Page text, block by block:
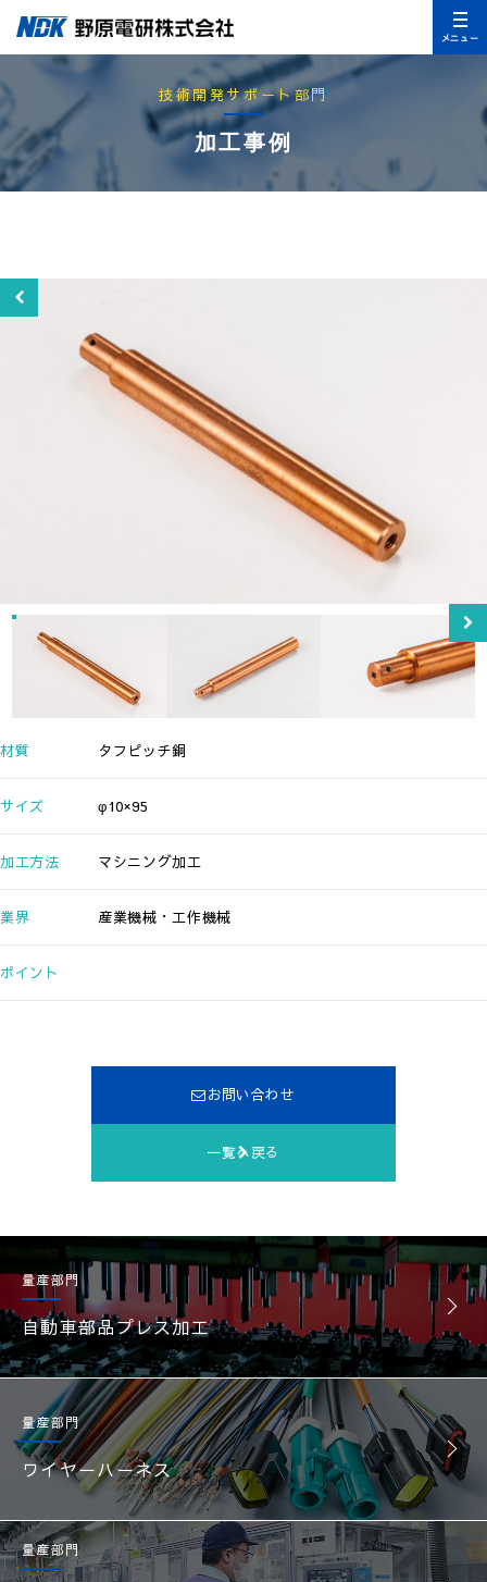
メニュー
技術開発サポート部門
加工事例
材質 タフピッチ銅
サイズ φ10×95
加工方法 マシニング加工
業界 産業機械・工作機械
ポイント
お問い合わせ
一覧へ戻る
量産部門
自動車部品プレス加工
量産部門
ワイヤーハーネス
量産部門